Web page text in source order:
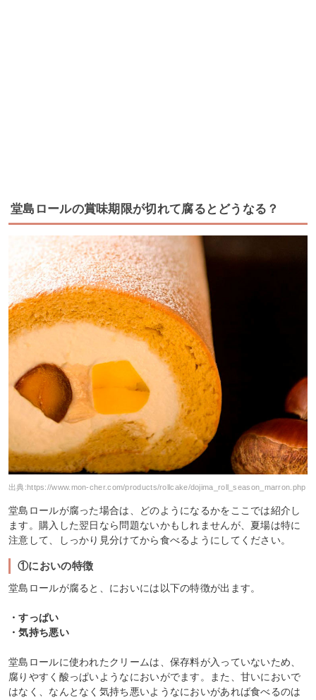
堂島ロールの賞味期限が切れて腐るとどうなる？
出典: https://www.mon-cher.com/products/rollcake/dojima_roll_season_marron.php
堂島ロールが腐った場合は、どのようになるかをここでは紹介し
ます。購入した翌日なら問題ないかもしれませんが、夏場は特に
注意して、しっかり見分けてから食べるようにしてください。
①においの特徴
堂島ロールが腐ると、においには以下の特徴が出ます。
・すっぱい
・気持ち悪い
堂島ロールに使われたクリームは、保存料が入っていないため、
腐りやすく酸っぱいようなにおいがでます。また、甘いにおいで
はなく、なんとなく気持ち悪いようなにおいがあれば食べるのは